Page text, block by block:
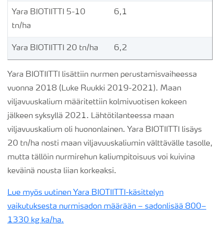
Yara BIOTIITTI 5-10
tn/ha
6,1
Yara BIOTIITTI 20 tn/ha 6,2
Yara BIOTIITTI lisättiin nurmen perustamisvaiheessa
vuonna 2018 (Luke Ruukki 2019-2021). Maan
viljavuuskalium määritettiin kolmivuotisen kokeen
jälkeen syksyllä 2021. Lähtötilanteessa maan
viljavuuskalium oli huononlainen. Yara BIOTIITTI lisäys
20 tn/ha nosti maan viljavuuskaliumin välttävälle tasolle,
mutta tällöin nurmirehun kaliumpitoisuus voi kuivina
keväinä nousta liian korkeaksi.
Lue myös uutinen Yara BIOTIITTI-käsittelyn
vaikutuksesta nurmisadon määrään – sadonlisää 800–
1330 kg ka/ha.